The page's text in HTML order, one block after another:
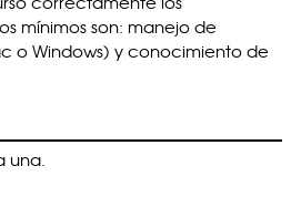
mínimos son: manejo de
o Windows) y conocimiento de
una.